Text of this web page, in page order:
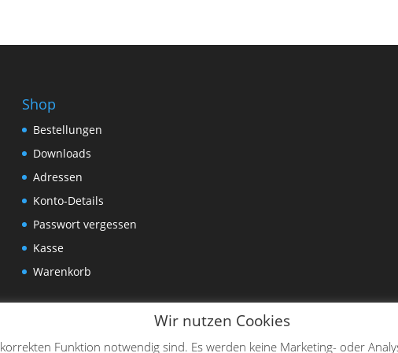
Shop
Bestellungen
Downloads
Adressen
Konto-Details
Passwort vergessen
Kasse
Warenkorb
Wir nutzen Cookies
Funktion notwendig sind. Es werden keine Marketing- oder